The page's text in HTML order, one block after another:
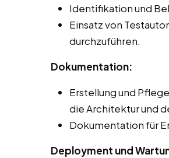
Identifikation und
Einsatz von
durchzuführen.
Dokumentation:
Erstellung und
die Architektur und
Dokumentation für
Deployment und